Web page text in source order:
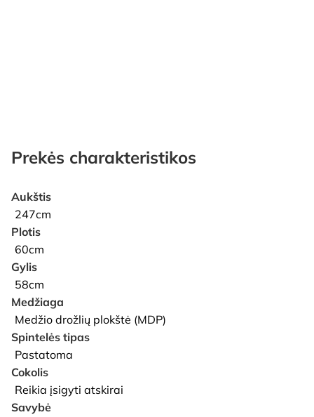
Prekės charakteristikos
Aukštis
247cm
Plotis
60cm
Gylis
58cm
Medžiaga
Medžio drožlių plokštė (MDP)
Spintelės tipas
Pastatoma
Cokolis
Reikia įsigyti atskirai
Savybė